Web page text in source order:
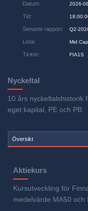
Datum: 2026-
Tid:
Senaste rapport: Q2-
Lista: Mid Cap
Ticker: FIA1S
Nyckeltal
10 års nyckeltalshistorik
eget kapital, PE och PB.
Översikt
Aktiekurs
Kursutveckling för
medelvärde MA50 och